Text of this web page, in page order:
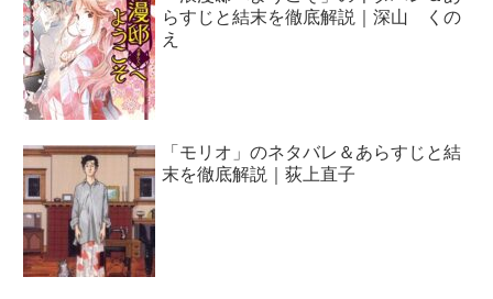
らすじと結末を徹底解説｜深山 くの
え
「モリオ」のネタバレ＆あらすじと結
末を徹底解説｜荻上直子